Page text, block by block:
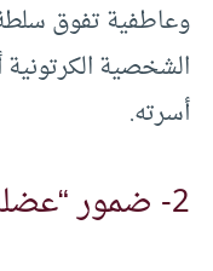
وعاطفية تفوق
الشخصية
أسرته.
2- ضمور “عضلة التواصل” الإنساني